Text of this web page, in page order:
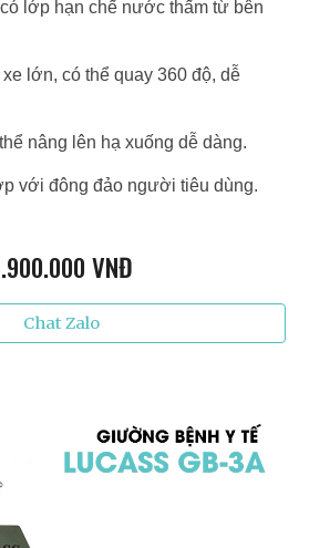
lớp hạn chế nước thấm từ bên
lớn, có thể quay 360 độ, dễ
nâng lên hạ xuống dễ dàng.
với đông đảo người tiêu dùng.
00.000 VNĐ
Chat Zalo